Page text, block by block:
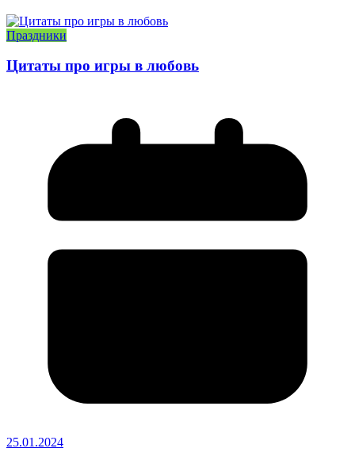
Праздники
Цитаты про игры в любовь
25.01.2024